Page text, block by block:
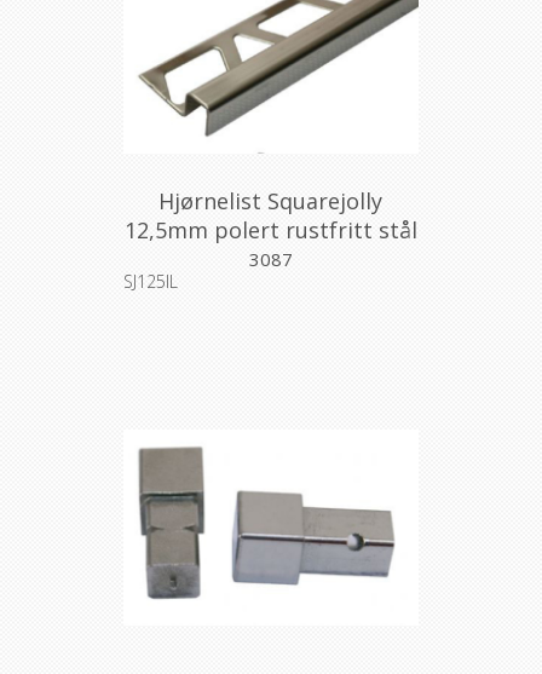
Hjørnelist Squarejolly
12,5mm polert rustfritt stål
2,7m
3087
SJ125IL